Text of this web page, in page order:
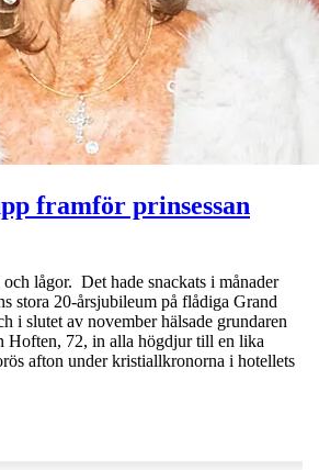
framför prinsessan
lågor. Det hade snackats i månader
stora 20-årsjubileum på flådiga Grand
i slutet av november hälsade grundaren
Hoften, 72, in alla högdjur till en lika
afton under kristiallkronorna i hotellets